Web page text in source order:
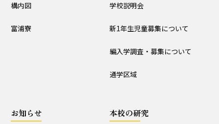
すべて 入試情報・セミナー情報など
構内図
富浦寮
学校説明会
新1年生児童募集について
編入学調査・募集について
通学区域
お知らせ 本校の研究